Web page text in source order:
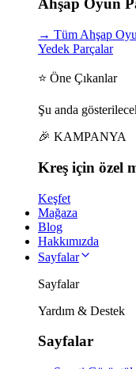
Ahşap Oyun
→ Tüm Ahşap
Yedek Parçalar
⭐ Öne Çıkanlar
Şu anda
🎉 KAMPANYA
Kreş için özel
Keşfet
Mağaza
Blog
Hakkımızda
Sayfalar
Sayfalar
Yardım & Destek
Sayfalar